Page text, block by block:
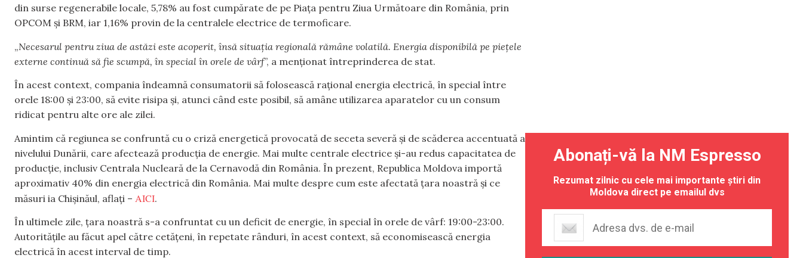
din surse regenerabile locale, 5,78% au fost cumpărate de pe Piața pentru Ziua Următoare din România, prin
OPCOM și BRM, iar 1,16% provin de la centralele electrice de termoficare.
„Necesarul pentru ziua de astăzi este acoperit, însă situația regională rămâne volatilă. Energia disponibilă pe piețele
externe continuă să fie scumpă, în special în orele de vârf”, a menționat întreprinderea de stat.
În acest context, compania îndeamnă consumatorii să folosească rațional energia electrică, în special între
orele 18:00 și 23:00, să evite risipa și, atunci când este posibil, să amâne utilizarea aparatelor cu un consum
ridicat pentru alte ore ale zilei.
Amintim că regiunea se confruntă cu o criză energetică provocată de seceta severă și de scăderea accentuată a
nivelului Dunării, care afectează producția de energie. Mai multe centrale electrice și-au redus capacitatea de
producție, inclusiv Centrala Nucleară de la Cernavodă din România. În prezent, Republica Moldova importă
aproximativ 40% din energia electrică din România. Mai multe despre cum este afectată țara noastră și ce
măsuri ia Chișinăul, aflați – AICI.
În ultimele zile, țara noastră s-a confruntat cu un deficit de energie, în special în orele de vârf: 19:00-23:00.
Autoritățile au făcut apel către cetățeni, în repetate rânduri, în acest context, să economisească energia
electrică în acest interval de timp.
Abonați-vă la NM Espresso
Rezumat zilnic cu cele mai importante știri din
Moldova direct pe emailul dvs